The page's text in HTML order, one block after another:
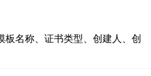
名称、证书类型、创建人、创